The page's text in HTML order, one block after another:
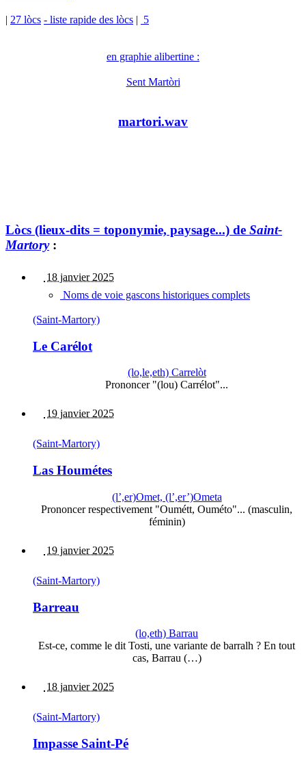
| 27 lòcs - liste rapide des lòcs | 5
en graphie alibertine :
Sent Martòri
martori.wav
Lòcs (lieux-dits = toponymie, paysage...) de Saint-
Martory:
18 janvier 2025
Noms de voie gascons historiques complets
(Saint-Martory)
Le Carélot
(lo,le,eth) Carrelòt
Prononcer "(lou) Carrélot"...
19 janvier 2025
(Saint-Martory)
Las Houmétes
(l’,er)Omet, (l’,er’)Ometa
Prononcer respectivement "Oumétt, Ouméto"... (masculin,
féminin)
19 janvier 2025
(Saint-Martory)
Barreau
(lo,eth) Barrau
Est-ce, comme le dit Tosti, une variante de barralh ? En tout
cas, Barrau (…)
18 janvier 2025
(Saint-Martory)
Impasse Saint-Pé